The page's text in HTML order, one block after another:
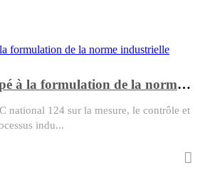
Supmea a participé à la formulation de la norme industrielle
national 124 sur la mesure, le contrôle et
indu...